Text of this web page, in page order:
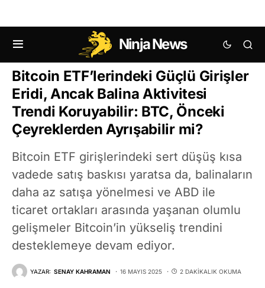
Ninja News
KRIPTO HABERLERI BITCOIN (BTC) HABERLERI
Bitcoin ETF’lerindeki Güçlü Girişler
Eridi, Ancak Balina Aktivitesi
Trendi Koruyabilir: BTC, Önceki
Çeyreklerden Ayrışabilir mi?
Bitcoin ETF girişlerindeki sert düşüş kısa
vadede satış baskısı yaratsa da, balinaların
daha az satışa yönelmesi ve ABD ile
ticaret ortakları arasında yaşanan olumlu
gelişmeler Bitcoin’in yükseliş trendini
desteklemeye devam ediyor.
YAZAR: SENAY KAHRAMAN 16 MAYIS 2025 2 DAKIKALIK OKUMA